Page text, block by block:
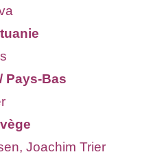
Pays-Bas
Joachim Trier